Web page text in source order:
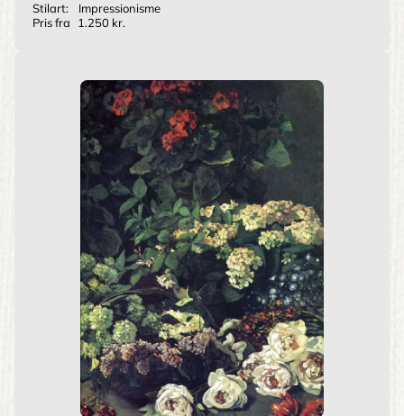
Stilart:
Impressionisme
Pris fra
1.250 kr.